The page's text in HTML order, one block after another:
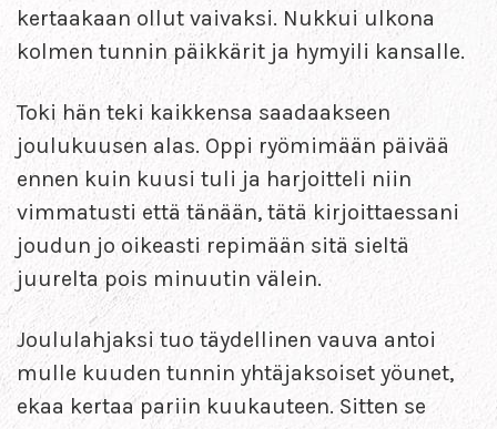
kertaakaan ollut vaivaksi. Nukkui ulkona
kolmen tunnin päikkärit ja hymyili kansalle.
Toki hän teki kaikkensa saadaakseen
joulukuusen alas. Oppi ryömimään päivää
ennen kuin kuusi tuli ja harjoitteli niin
vimmatusti että tänään, tätä kirjoittaessani
joudun jo oikeasti repimään sitä sieltä
juurelta pois minuutin välein.
Joululahjaksi tuo täydellinen vauva antoi
mulle kuuden tunnin yhtäjaksoiset yöunet,
ekaa kertaa pariin kuukauteen. Sitten se